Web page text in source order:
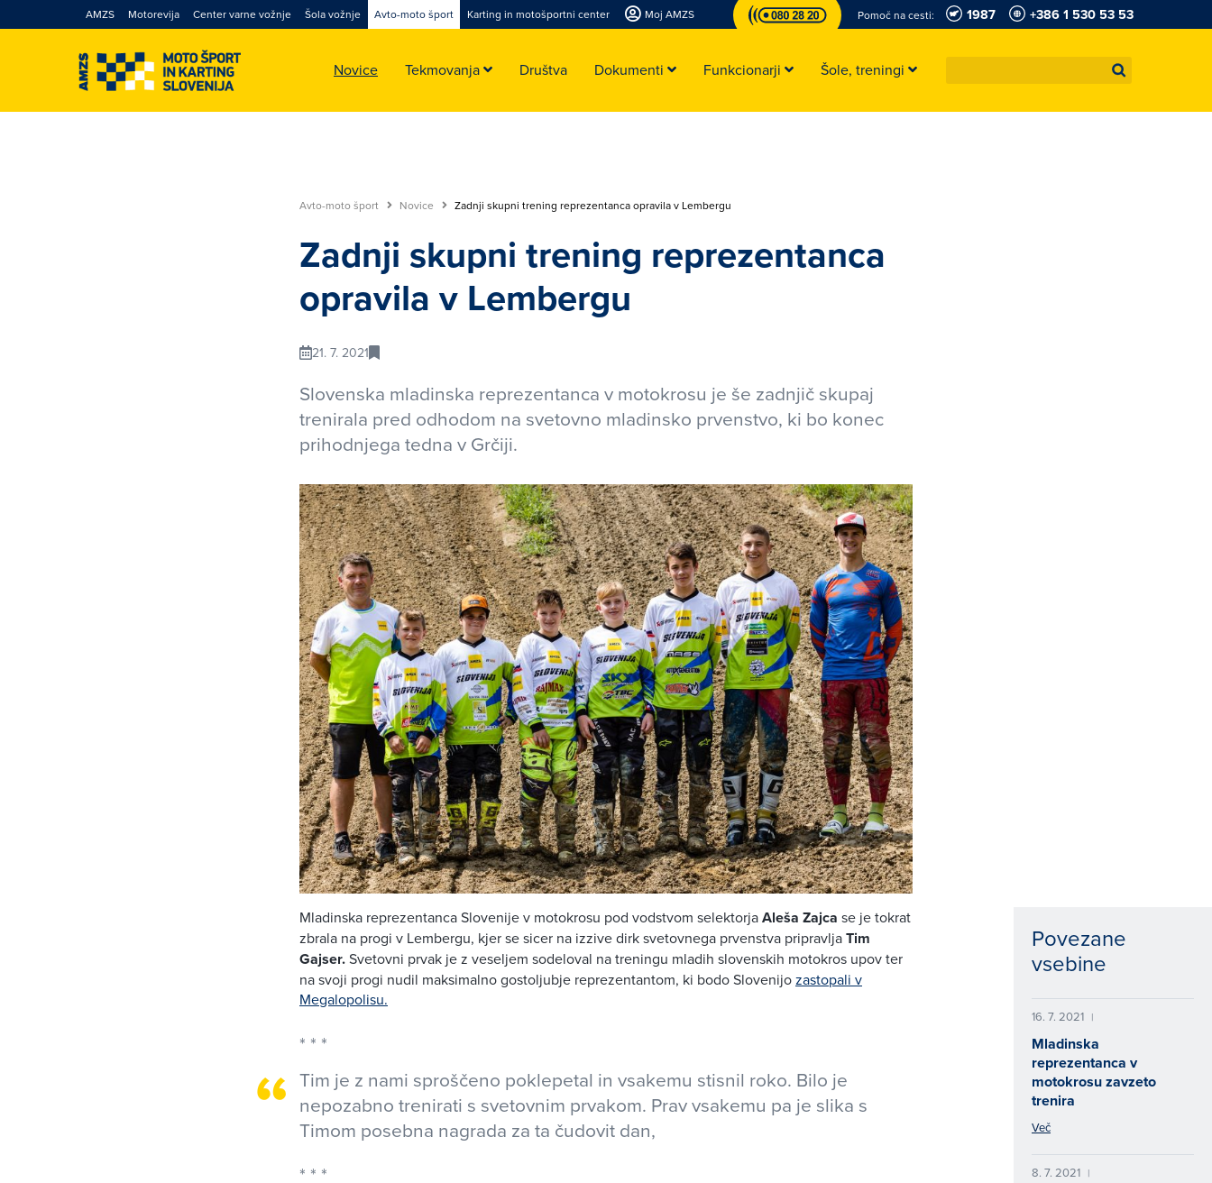
AMZS Motorevija Center varne vožnje Šola vožnje Avto-moto šport Karting in motošportni center Moj AMZS Pomoč na cesti: 1987 +386 1 530 53 53
Novice Tekmovanja Društva Dokumenti Funkcionarji Šole, treningi
Avto-moto šport Novice Zadnji skupni trening reprezentanca opravila v Lembergu
Zadnji skupni trening reprezentanca
opravila v Lembergu
21. 7. 2021
Slovenska mladinska reprezentanca v motokrosu je še zadnjič skupaj
trenirala pred odhodom na svetovno mladinsko prvenstvo, ki bo konec
prihodnjega tedna v Grčiji.
Mladinska reprezentanca Slovenije v motokrosu pod vodstvom selektorjaAleša Zajca se je tokrat
zbrala na progi v Lembergu, kjer se sicer na izzive dirk svetovnega prvenstva pripravljaTim
Gajser.Svetovni prvak je z veseljem sodeloval na treningu mladih slovenskih motokros upov ter
na svoji progi nudil maksimalno gostoljubje reprezentantom, ki bodo Slovenijozastopali v
Megalopolisu.
Tim je z nami sproščeno poklepetal in vsakemu stisnil roko. Bilo je
nepozabno trenirati s svetovnim prvakom. Prav vsakemu pa je slika s
Timom posebna nagrada za ta čudovit dan,
Povezane
vsebine
16. 7. 2021 |
Mladinska
reprezentanca v
motokrosu zavzeto
trenira
Več
8. 7. 2021 |